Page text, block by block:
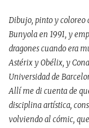
Dibujo, pinto y coloreo
Bunyola en 1991, y
dragones cuando era
Astérix y Obélix, y
Universidad de
Allí me di cuenta de
disciplina artística,
volviendo al cómic,